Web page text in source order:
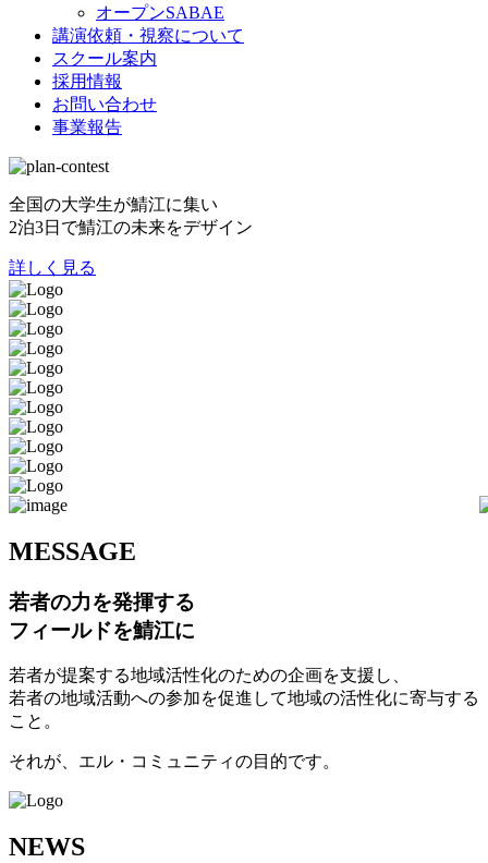
オープンSABAE
講演依頼・視察について
スクール案内
採用情報
お問い合わせ
事業報告
全国の大学生が鯖江に集い
2泊3日で鯖江の未来をデザイン
詳しく見る
MESSAGE
若者の力を発揮する
フィールドを鯖江に
若者が提案する地域活性化のための企画を支援し、
若者の地域活動への参加を促進して地域の活性化に寄与する
こと。
それが、エル・コミュニティの目的です。
NEWS